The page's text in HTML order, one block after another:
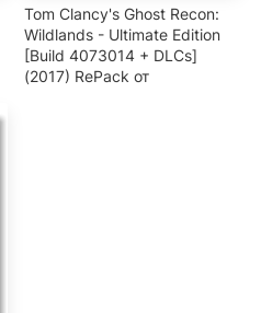
Tom Clancy's Ghost Recon:
Wildlands - Ultimate Edition
[Build 4073014 + DLCs]
(2017) RePack от